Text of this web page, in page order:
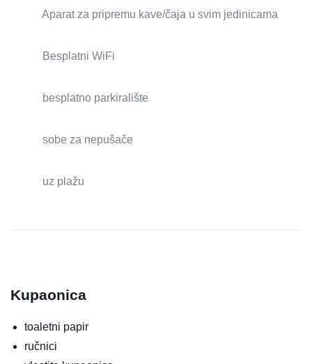
Aparat za pripremu kave/čaja u svim jedinicama
Besplatni WiFi
besplatno parkiralište
sobe za nepušače
uz plažu
Kupaonica
toaletni papir
ručnici